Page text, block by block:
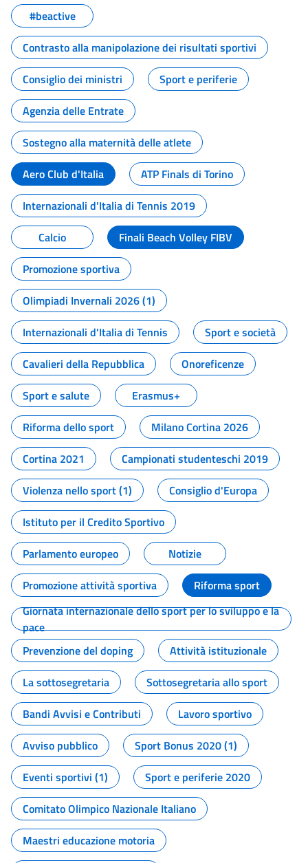
#beactive
Contrasto alla manipolazione dei risultati sportivi
Consiglio dei ministri
Sport e periferie
Agenzia delle Entrate
Sostegno alla maternità delle atlete
Aero Club d'Italia
ATP Finals di Torino
Internazionali d'Italia di Tennis 2019
Calcio
Finali Beach Volley FIBV
Promozione sportiva
Olimpiadi Invernali 2026 (1)
Internazionali d'Italia di Tennis
Sport e società
Cavalieri della Repubblica
Onoreficenze
Sport e salute
Erasmus+
Riforma dello sport
Milano Cortina 2026
Cortina 2021
Campionati studenteschi 2019
Violenza nello sport (1)
Consiglio d'Europa
Istituto per il Credito Sportivo
Parlamento europeo
Notizie
Promozione attività sportiva
Riforma sport
Giornata internazionale dello sport per lo sviluppo e la
pace
Prevenzione del doping
Attività istituzionale
La sottosegretaria
Sottosegretaria allo sport
Bandi Avvisi e Contributi
Lavoro sportivo
Avviso pubblico
Sport Bonus 2020 (1)
Eventi sportivi (1)
Sport e periferie 2020
Comitato Olimpico Nazionale Italiano
Maestri educazione motoria